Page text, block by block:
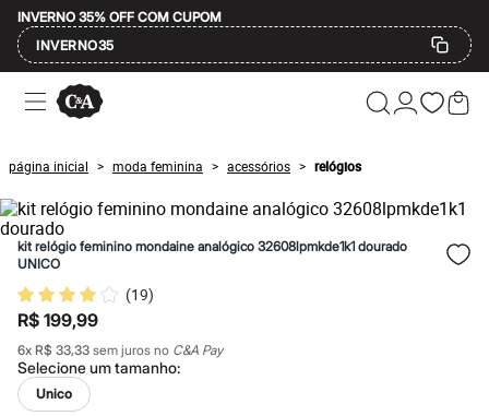
INVERNO 35% OFF COM CUPOM
INVERNO35
Ofertas
Compre por Departamento
Masculino
Infantil
Calçados
Mindse7
Plus Size
Até 20% off
Até 40% off
Até 60% off
A partir de 60% off
Feminino
Em alta
Inverno
Alfaiataria
página inicial > moda feminina > acessórios > relógios
kit relógio feminino mondaine analógico 32608lpmkde1k1 dourado
UNICO
(19)
R$ 199,99
6x R$ 33,33 sem juros no C&A Pay
Selecione umtamanho:
Unico